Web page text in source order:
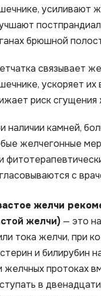
усиливают
брюшной
связывает
ускоряет их
риск сгущения
наличии камней,
желчегонные
с
желчи
желчи) — это
тока желчи, при
и билирубин
желчных протоках
в